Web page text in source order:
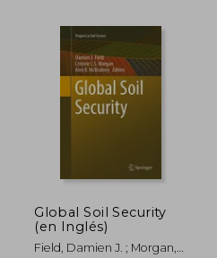
Global Soil Security
(en Inglés)
Field, Damien J. ; Morgan,